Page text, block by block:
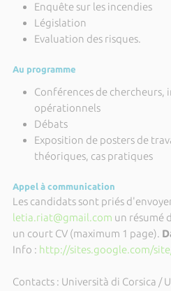
Enquête sur les incendies
Législation
Evaluation des risques.
Au programme
Conférences de
opérationnels
Débats
Exposition de posters de
théoriques, cas pratiques
Appel à communication
Les candidats sont priés
letia.riat@gmail.com un résumé
un court CV (maximum 1 page).
Info : http://sites.google.com/
Contacts : Università di Corsica /